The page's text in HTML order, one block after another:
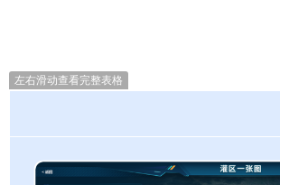
左右滑动查看完整表格